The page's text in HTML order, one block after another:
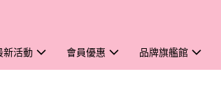
新活動 會員優惠 品牌旗艦館